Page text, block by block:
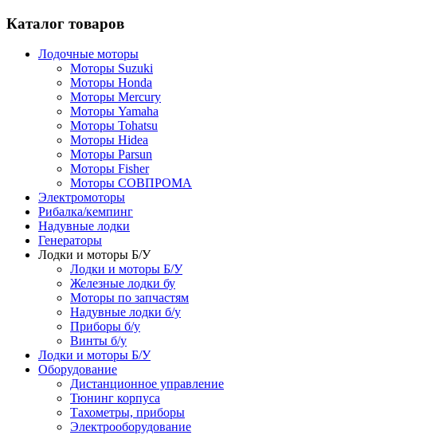
Каталог товаров
Лодочные моторы
Моторы Suzuki
Моторы Honda
Моторы Mercury
Моторы Yamaha
Моторы Tohatsu
Моторы Hidea
Моторы Parsun
Моторы Fisher
Моторы СОВПРОМА
Электромоторы
Рибалка/кемпинг
Надувные лодки
Генераторы
Лодки и моторы Б/У
Лодки и моторы Б/У
Железные лодки бу
Моторы по запчастям
Надувные лодки б/у
Приборы б/у
Винты б/у
Лодки и моторы Б/У
Оборудование
Дистанционное управление
Тюнинг корпуса
Тахометры, приборы
Электрооборудование